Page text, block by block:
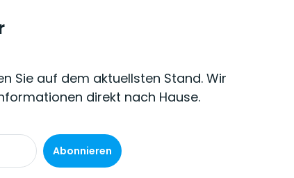
Sie auf dem aktuellsten Stand. Wir
direkt nach Hause.
Abonnieren